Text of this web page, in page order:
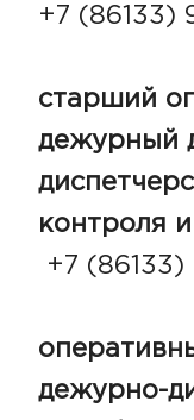
+7 (86133)
старший
дежурный
контроля
+7 (86133)
дежурно-